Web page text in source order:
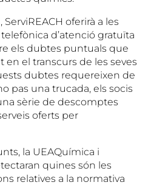
oferirà a les
telefònica d’atenció gratuïta
els dubtes puntuals que
el transcurs de les seves
dubtes requereixen de
pas una trucada, els socis
sèrie de descomptes
oferts per
la UEAQuímica i
quines són les
relatives a la normativa